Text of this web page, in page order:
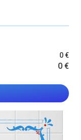
0 €
0 €